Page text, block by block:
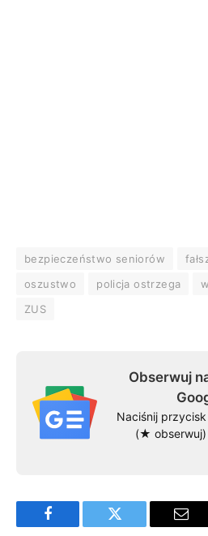
bezpieczeństwo seniorów
oszustwo
policja ostrzega
ZUS
Obserwuj
Naciśnij
(★ obserwuj)
Facebook Twitter